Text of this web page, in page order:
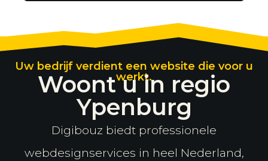
Uw bedrijf verdient een website die voor u
werkt.
Woont u in regio
Ypenburg
Digibouz biedt professionele
webdesignservices in heel Nederland,